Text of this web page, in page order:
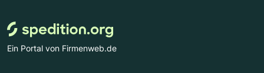
Ein Portal von Firmenweb.de